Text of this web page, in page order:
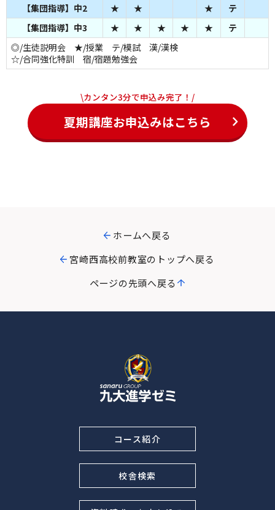
【集団指導】中2
★ ★ ★
テ
【集団指導】中3
★ ★ ★ ★ ★
テ
◎/生徒説明会 ★/授業 テ/模試 漢/漢検
☆/合同強化特訓 宿/宿題勉強会
\カンタン3分で申込み完了！/
夏期講座お申込みはこちら
宮崎西高校前教室のトップへ戻る
ホームへ戻る
ページの先頭へ戻る
コース紹介
校舎検索